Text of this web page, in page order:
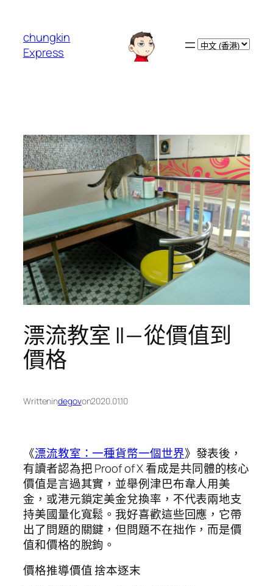
chungkin
Express
Choose
漂流教室 II — 從價值到
價格
Writtenindegovon2020.01.10
《漂流教室：一種貨幣一個世界》發表後，
有讀者認為把 Proof of X 看成是共同體的核心
價值是言過其實，並舉例津巴布韋人用美
金，或港元鎖定美金兌換率，不代表兩地支
持美國量化寬鬆。我好喜歡這些回應，它帶
出了問題的關鍵，但問題不在拙作，而是價
值和價格的脫鉤。
價格推導價值 捨本逐末